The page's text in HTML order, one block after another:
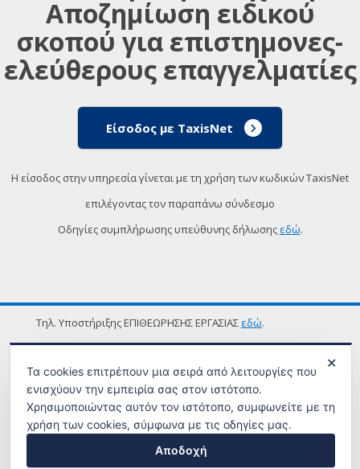
Αποζημίωση ειδικού
σκοπού για επιστημονες-
ελεύθερους επαγγελματίες
Είσοδος με TaxisNet
Η είσοδος στην υπηρεσία γίνεται με τη χρήση των κωδικών TaxisNet
επιλέγοντας τον παραπάνω σύνδεσμο
Οδηγίες συμπλήρωσης υπεύθυνης δήλωσης εδώ.
Τηλ. Υποστήριξης ΕΠΙΘΕΩΡΗΣΗΣ ΕΡΓΑΣΙΑΣ εδώ.
ΟΡΟΙ ΧΡΗΣΗΣ
✕
Τα cookies επιτρέπουν μια σειρά από λειτουργίες που
ενισχύουν την εμπειρία σας στον ιστότοπο.
Χρησιμοποιώντας αυτόν τον ιστότοπο, συμφωνείτε με τη
χρήση των cookies, σύμφωνα με τις οδηγίες μας.
Αποδοχή